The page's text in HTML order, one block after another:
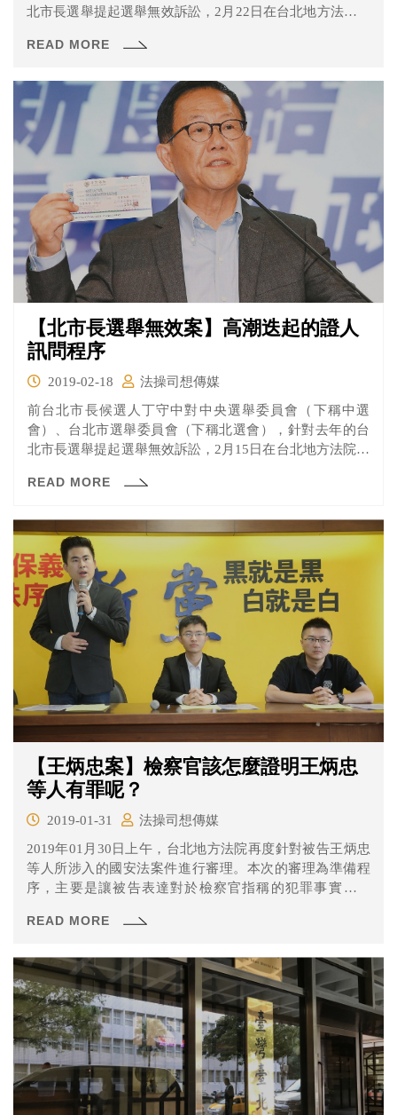
北市長選舉提起選舉無效訴訟，2月22日在台北地方法院進
一起來看看吧！
READ MORE
【北市長選舉無效案】高潮迭起的證人
訊問程序
2019-02-18
法操司想傳媒
前台北市長候選人丁守中對中央選舉委員會（下稱中選
會）、台北市選舉委員會（下稱北選會），針對去年的台
北市長選舉提起選舉無效訴訟，2月15日在台北地方法院進
足以影響選舉結果的違法情形是什麼呢？一起來看看吧！
READ MORE
【王炳忠案】檢察官該怎麼證明王炳忠
等人有罪呢？
2019-01-31
法操司想傳媒
2019年01月30日上午，台北地方法院再度針對被告王炳忠
等人所涉入的國安法案件進行審理。本次的審理為準備程
序，主要是讓被告表達對於檢察官指稱的犯罪事實的意
問題有幾個 一、檢察官及被告有沒有要聲請法院調查證
READ MORE